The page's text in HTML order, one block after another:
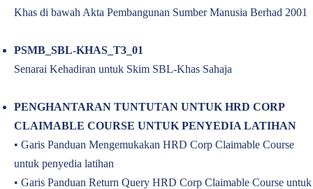
Khas di bawah Akta Pembangunan Sumber Manusia Berhad 2001
PSMB_SBL-KHAS_T3_01
Senarai Kehadiran untuk Skim SBL-Khas Sahaja
PENGHANTARAN TUNTUTAN UNTUK HRD CORP
CLAIMABLE COURSE UNTUK PENYEDIA LATIHAN
• Garis Panduan Mengemukakan HRD Corp Claimable Course
untuk penyedia latihan
• Garis Panduan Return Query HRD Corp Claimable Course untuk